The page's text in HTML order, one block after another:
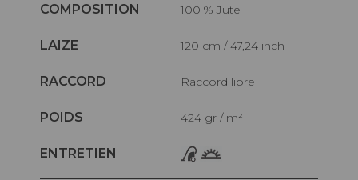
COMPOSITION 100 % Jute
LAIZE 120 cm / 47,24 inch
RACCORD Raccord libre
POIDS 424 gr / m²
ENTRETIEN